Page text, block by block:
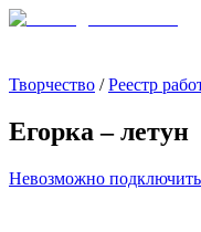
Творчество /Реестр
Егорка – летун
Невозможно подключить